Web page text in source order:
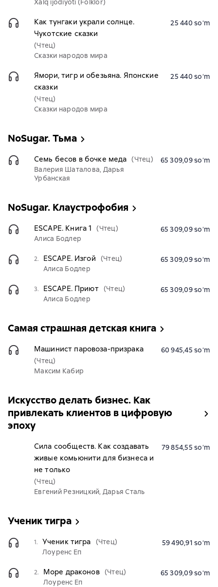
Xalq ijodiyoti (Folklor)
Как тунгаки украли солнце.
Чукотские сказки
(Чтец)
Сказки народов мира
25 440 soʻm
Ямори, тигр и обезьяна. Японские
сказки
(Чтец)
Сказки народов мира
25 440 soʻm
NoSugar. Тьма
Семь бесов в бочке меда (Чтец)
Валерия Шаталова, Дарья
Урбанская
65 309,09 soʻm
NoSugar. Клаустрофобия
ESCAPE. Книга 1
(Чтец)
Алиса Бодлер
65 309,09 soʻm
2. ESCAPE. Изгой
(Чтец)
Алиса Бодлер
65 309,09 soʻm
3. ESCAPE. Приют (Чтец)
Алиса Бодлер
65 309,09 soʻm
Самая страшная детская книга
Машинист паровоза-призрака
(Чтец)
Максим Кабир
60 945,45 soʻm
Искусство делать бизнес. Как
привлекать клиентов в цифровую
эпоху
Сила сообществ. Как создавать
живые комьюнити для бизнеса и
не только
(Чтец)
Евгений Резницкий, Дарья Сталь
79 854,55 soʻm
Ученик тигра
1. Ученик тигра
(Чтец)
Лоуренс Еп
59 490,91 soʻm
2. Море драконов (Чтец)
Лоуренс Еп
65 309,09 soʻm